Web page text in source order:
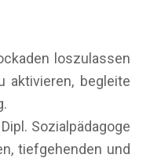
loszulassen
aktivieren, begleite
Sozialpädagoge
tiefgehenden und